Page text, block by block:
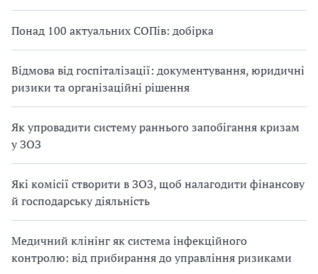
Понад 100 актуальних СОПів: добірка
Відмова від госпіталізації: документування, юридичні
ризики та організаційні рішення
Як упровадити систему раннього запобігання кризам
у ЗОЗ
Які комісії створити в ЗОЗ, щоб налагодити фінансову
й господарську діяльність
Медичний клінінг як система інфекційного
контролю: від прибирання до управління ризиками